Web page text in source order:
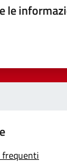
le
stelle su 5
su 5
5
frequenti